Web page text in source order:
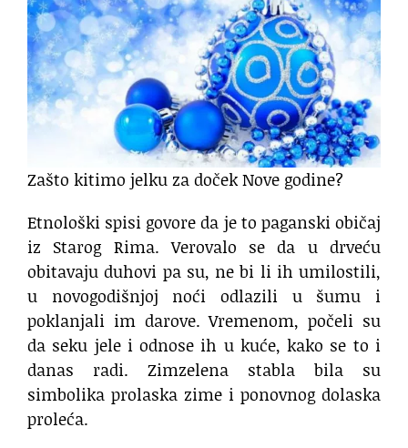
Zašto kitimo jelku za doček Nove godine?
Etnološki spisi govore da je to paganski običaj
iz Starog Rima. Verovalo se da u drveću
obitavaju duhovi pa su, ne bi li ih umilostili,
u novogodišnjoj noći odlazili u šumu i
poklanjali im darove. Vremenom, počeli su
da seku jele i odnose ih u kuće, kako se to i
danas radi. Zimzelena stabla bila su
simbolika prolaska zime i ponovnog dolaska
proleća.